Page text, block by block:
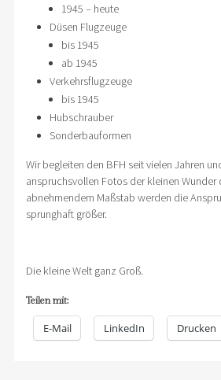
1945 – heute
Düsen Flugzeuge
bis 1945
ab 1945
Verkehrsflugzeuge
bis 1945
Hubschrauber
Sonderbauformen
Wir begleiten den BFH seit vielen Jahren
anspruchsvollen Fotos der kleinen Wunder
abnehmendem Maßstab werden die
sprunghaft größer.
Die kleine Welt ganz Groß.
Teilen mit:
E-Mail LinkedIn Drucken